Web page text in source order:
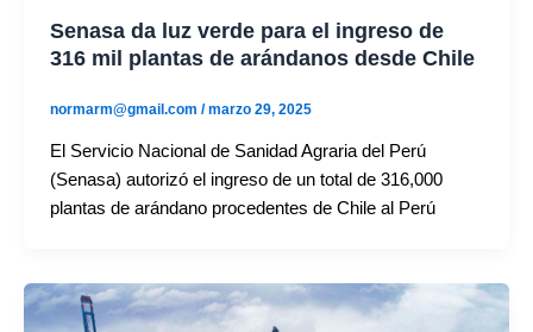
Senasa da luz verde para el ingreso de
316 mil plantas de arándanos desde Chile
normarm@gmail.com /marzo 29, 2025
El Servicio Nacional de Sanidad Agraria del Perú
(Senasa) autorizó el ingreso de un total de 316,000
plantas de arándano procedentes de Chile al Perú